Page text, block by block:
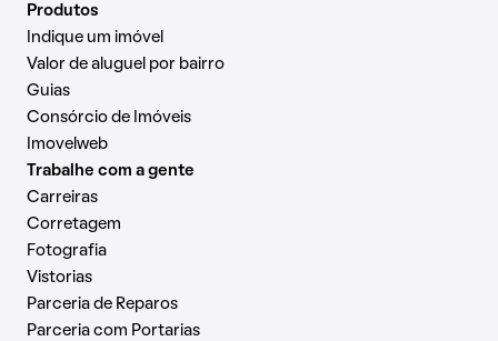
Produtos
Indique um imóvel
Valor de aluguel por bairro
Guias
Consórcio de Imóveis
Imovelweb
Trabalhe com a gente
Carreiras
Corretagem
Fotografia
Vistorias
Parceria de Reparos
Parceria com Portarias